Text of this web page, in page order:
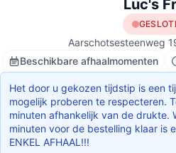
Luc's
Aarschotsesteenweg
Beschikbare afhaalmomenten
Het door u gekozen tijdstip is een
mogelijk proberen te respecteren.
minuten afhankelijk van de drukte.
minuten voor de bestelling klaar is
ENKEL AFHAAL!!!